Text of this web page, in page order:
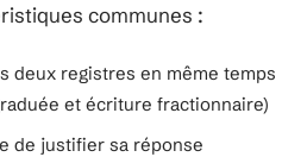
communes :
deux registres en même temps
et écriture fractionnaire)
de justifier sa réponse